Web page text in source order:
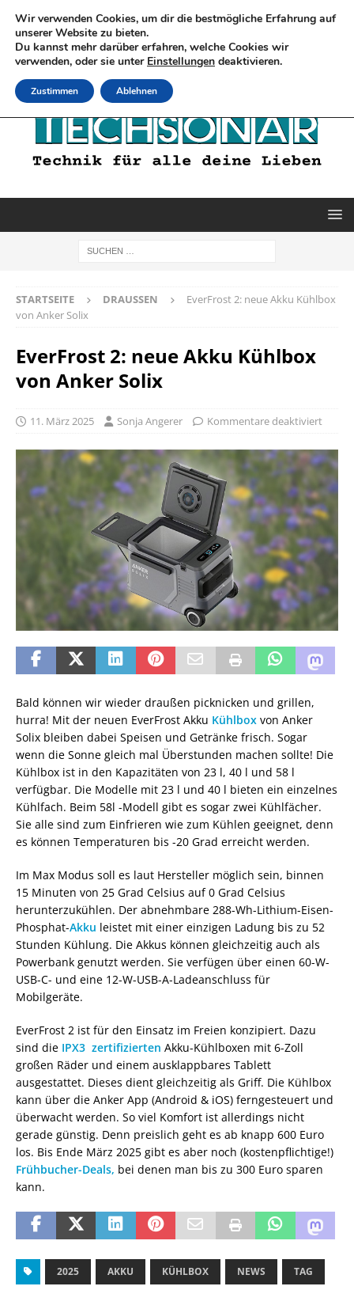
STARTSEITE DRAUSSEN
EverFrost 2: neue Akku Kühlbox
von Anker Solix
EverFrost 2: neue Akku Kühlbox
von Anker Solix
11. März 2025 Sonja Angerer Kommentare deaktiviert
Bald können wir wieder draußen picknicken und grillen,
hurra! Mit der neuen EverFrost Akku Kühlbox von Anker
Solix bleiben dabei Speisen und Getränke frisch. Sogar
wenn die Sonne gleich mal Überstunden machen sollte! Die
Kühlbox ist in den Kapazitäten von 23 l, 40 l und 58 l
verfügbar. Die Modelle mit 23 l und 40 l bieten ein einzelnes
Kühlfach. Beim 58l -Modell gibt es sogar zwei Kühlfächer.
Sie alle sind zum Einfrieren wie zum Kühlen geeignet, denn
es können Temperaturen bis -20 Grad erreicht werden.
Im Max Modus soll es laut Hersteller möglich sein, binnen
15 Minuten von 25 Grad Celsius auf 0 Grad Celsius
herunterzukühlen. Der abnehmbare 288-Wh-Lithium-Eisen-
Phosphat-Akku leistet mit einer einzigen Ladung bis zu 52
Stunden Kühlung. Die Akkus können gleichzeitig auch als
Powerbank genutzt werden. Sie verfügen über einen 60-W-
USB-C- und eine 12-W-USB-A-Ladeanschluss für
Mobilgeräte.
EverFrost 2 ist für den Einsatz im Freien konzipiert. Dazu
sind die IPX3 zertifizierten Akku-Kühlboxen mit 6-Zoll
großen Räder und einem ausklappbares Tablett
ausgestattet. Dieses dient gleichzeitig als Griff. Die Kühlbox
kann über die Anker App (Android & iOS) ferngesteuert und
überwacht werden. So viel Komfort ist allerdings nicht
gerade günstig. Denn preislich geht es ab knapp 600 Euro
los. Bis Ende März 2025 gibt es aber noch (kostenpflichtige!)
Frühbucher-Deals, bei denen man bis zu 300 Euro sparen
kann.
2025 AKKU KÜHLBOX NEWS TAG
Wir verwenden Cookies, um dir die bestmögliche Erfahrung auf
unserer Website zu bieten.
Du kannst mehr darüber erfahren, welche Cookies wir
verwenden, oder sie unter Einstellungen deaktivieren.
Zustimmen Ablehnen